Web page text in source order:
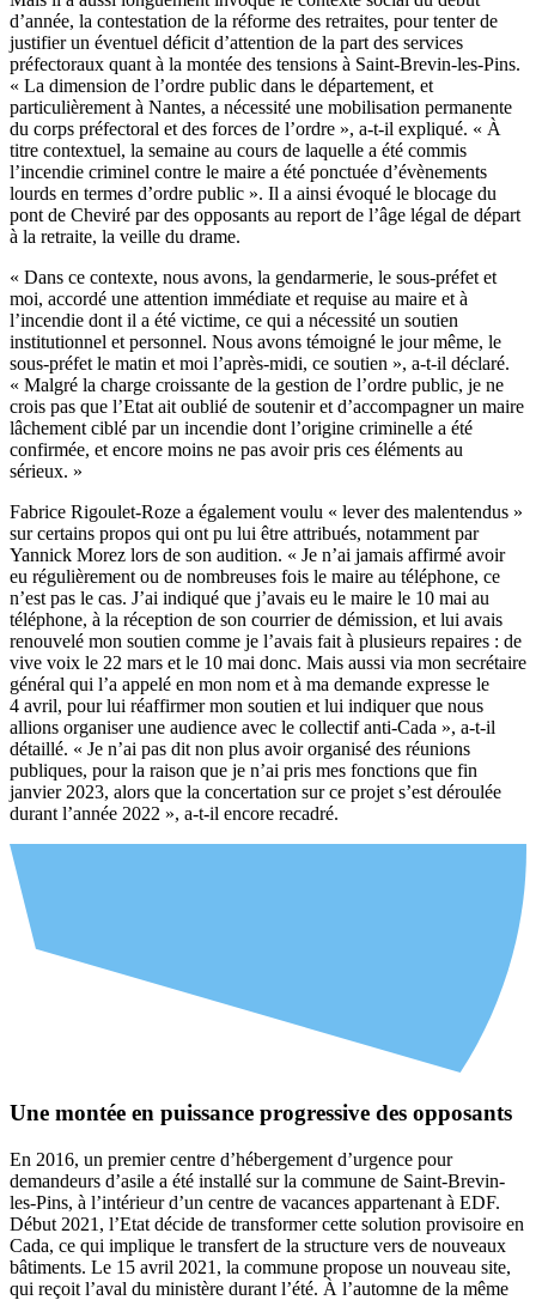
d’année, la contestation de la réforme des retraites, pour tenter de
justifier un éventuel déficit d’attention de la part des services
préfectoraux quant à la montée des tensions à Saint-Brevin-les-Pins.
« La dimension de l’ordre public dans le département, et
particulièrement à Nantes, a nécessité une mobilisation permanente
du corps préfectoral et des forces de l’ordre », a-t-il expliqué. « À
titre contextuel, la semaine au cours de laquelle a été commis
l’incendie criminel contre le maire a été ponctuée d’évènements
lourds en termes d’ordre public ». Il a ainsi évoqué le blocage du
pont de Cheviré par des opposants au report de l’âge légal de départ
à la retraite, la veille du drame.
« Dans ce contexte, nous avons, la gendarmerie, le sous-préfet et
moi, accordé une attention immédiate et requise au maire et à
l’incendie dont il a été victime, ce qui a nécessité un soutien
institutionnel et personnel. Nous avons témoigné le jour même, le
sous-préfet le matin et moi l’après-midi, ce soutien », a-t-il déclaré.
« Malgré la charge croissante de la gestion de l’ordre public, je ne
crois pas que l’Etat ait oublié de soutenir et d’accompagner un maire
lâchement ciblé par un incendie dont l’origine criminelle a été
confirmée, et encore moins ne pas avoir pris ces éléments au
sérieux. »
Fabrice Rigoulet-Roze a également voulu « lever des malentendus »
sur certains propos qui ont pu lui être attribués, notamment par
Yannick Morez lors de son audition. « Je n’ai jamais affirmé avoir
eu régulièrement ou de nombreuses fois le maire au téléphone, ce
n’est pas le cas. J’ai indiqué que j’avais eu le maire le 10 mai au
téléphone, à la réception de son courrier de démission, et lui avais
renouvelé mon soutien comme je l’avais fait à plusieurs repaires : de
vive voix le 22 mars et le 10 mai donc. Mais aussi via mon secrétaire
général qui l’a appelé en mon nom et à ma demande expresse le
4 avril, pour lui réaffirmer mon soutien et lui indiquer que nous
allions organiser une audience avec le collectif anti-Cada », a-t-il
détaillé. « Je n’ai pas dit non plus avoir organisé des réunions
publiques, pour la raison que je n’ai pris mes fonctions que fin
janvier 2023, alors que la concertation sur ce projet s’est déroulée
durant l’année 2022 », a-t-il encore recadré.
Une montée en puissance progressive des opposants
En 2016, un premier centre d’hébergement d’urgence pour
demandeurs d’asile a été installé sur la commune de Saint-Brevin-
les-Pins, à l’intérieur d’un centre de vacances appartenant à EDF.
Début 2021, l’Etat décide de transformer cette solution provisoire en
Cada, ce qui implique le transfert de la structure vers de nouveaux
bâtiments. Le 15 avril 2021, la commune propose un nouveau site,
qui reçoit l’aval du ministère durant l’été. À l’automne de la même